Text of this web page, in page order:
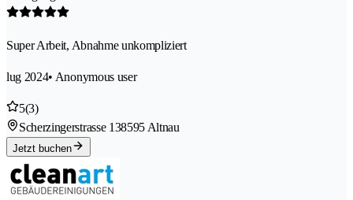
Super Arbeit, Abnahme unkompliziert
lug 2024• Anonymous user
5(3)
Scherzingerstrasse 138595 Altnau
Jetzt buchen